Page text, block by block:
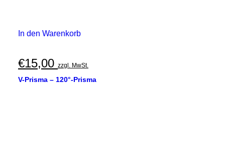
In den Warenkorb
€15,00 zzgl. MwSt.
V-Prisma – 120°-Prisma